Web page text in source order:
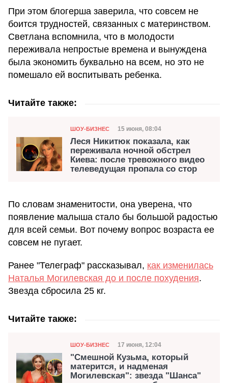
При этом блогерша заверила, что совсем не
боится трудностей, связанных с материнством.
Светлана вспомнила, что в молодости
переживала непростые времена и вынуждена
была экономить буквально на всем, но это не
помешало ей воспитывать ребенка.
Читайте также:
Категория
ШОУ-БИЗНЕС Дата публикации
15 июня, 08:04
Леся Никитюк показала, как
переживала ночной обстрел
Киева: после тревожного видео
телеведущая пропала со стор
По словам знаменитости, она уверена, что
появление малыша стало бы большой радостью
для всей семьи. Вот почему вопрос возраста ее
совсем не пугает.
Ранее "Телеграф" рассказывал, как изменилась
Наталья Могилевская до и после похудения.
Звезда сбросила 25 кг.
Читайте также:
Категория
ШОУ-БИЗНЕС Дата публикации
17 июня, 12:04
"Смешной Кузьма, который
матерится, и надменая
Могилевская": звезда "Шанса"